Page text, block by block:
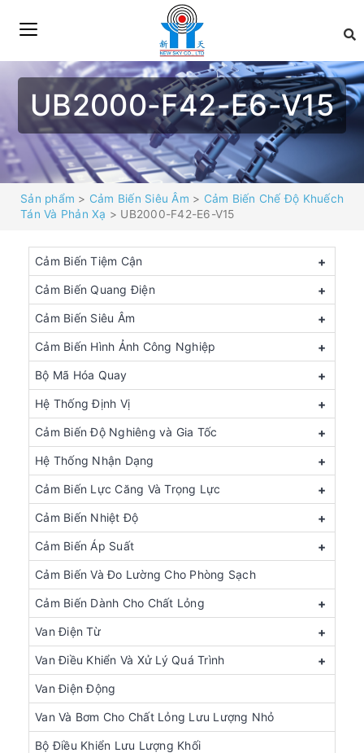
UB2000-F42-E6-V15
Sản phẩm > Cảm Biến Siêu Âm > Cảm Biến Chế Độ Khuếch
Tán Và Phản Xạ > UB2000-F42-E6-V15
Cảm Biến Tiệm Cận +
Cảm Biến Quang Điện +
Cảm Biến Siêu Âm +
Cảm Biến Hình Ảnh Công Nghiệp +
Bộ Mã Hóa Quay +
Hệ Thống Định Vị +
Cảm Biến Độ Nghiêng và Gia Tốc +
Hệ Thống Nhận Dạng +
Cảm Biến Lực Căng Và Trọng Lực +
Cảm Biến Nhiệt Độ +
Cảm Biến Áp Suất +
Cảm Biến Và Đo Lường Cho Phòng Sạch
Cảm Biến Dành Cho Chất Lỏng +
Van Điện Từ +
Van Điều Khiển Và Xử Lý Quá Trình +
Van Điện Động
Van Và Bơm Cho Chất Lỏng Lưu Lượng Nhỏ
Bộ Điều Khiển Lưu Lượng Khối